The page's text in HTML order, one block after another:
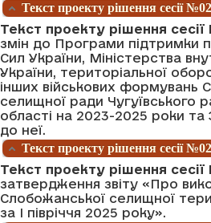
Текст проекту рішення сесії
Текст проекту рішення
змін до Програми підтримки
Сил України, Міністерства
України, територіальної
інших військових формувань
селищної ради Чугуївського
області на 2023-2025 роки та
до неї.
Текст проекту рішення сесії
Текст проекту рішення
затвердження звіту «Про
Слобожанської селищної
за І півріччя 2025 року».